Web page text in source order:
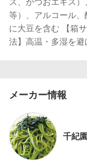
等）、アルコール
に大豆を含む 【箱
法】高温・多湿を避
メーカー情報
千紀